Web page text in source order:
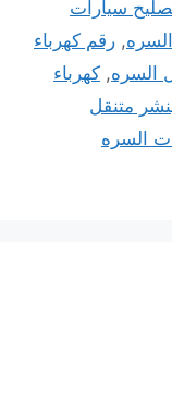
سيارات
, رقم كهرباء
السره, كهرباء
متنقل
السره